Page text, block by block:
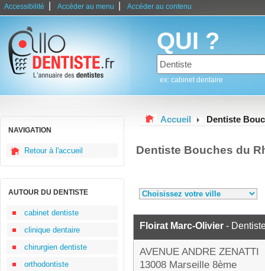
Accessibilité Accéder au menu Accéder au contenu
QUI ?
ex: cabinet dentaire
NAVIGATION
Retour à l'accueil
AUTOUR DU DENTISTE
cabinet dentiste
clinique dentaire
chirurgien dentiste
orthodontiste
Accueil Dentiste
Dentiste Bouches du
Floirat Marc-Olivier -
AVENUE ANDRE ZENATTI
13008 Marseille 8ème